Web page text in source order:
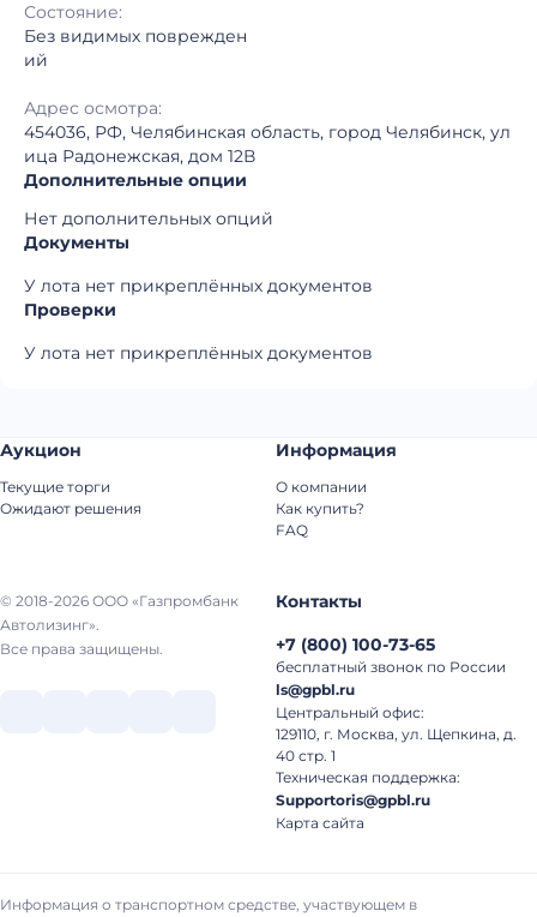
Состояние:
Без видимых поврежден
ий
Адрес осмотра:
454036, РФ, Челябинская область, город Челябинск, ул
ица Радонежская, дом 12В
Дополнительные опции
Нет дополнительных опций
Документы
У лота нет прикреплённых документов
Проверки
У лота нет прикреплённых документов
© 2018-2026 ООО «Газпромбанк
Автолизинг».
Все права защищены.
Аукцион
Текущие торги
Ожидают решения
Информация
О компании
Как купить?
FAQ
Контакты
+7 (800) 100-73-65
бесплатный звонок по России
ls@gpbl.ru
Центральный офис:
129110, г. Москва, ул. Щепкина, д.
40 стр. 1
Техническая поддержка:
Supportoris@gpbl.ru
Карта сайта
Информация о транспортном средстве, участвующем в